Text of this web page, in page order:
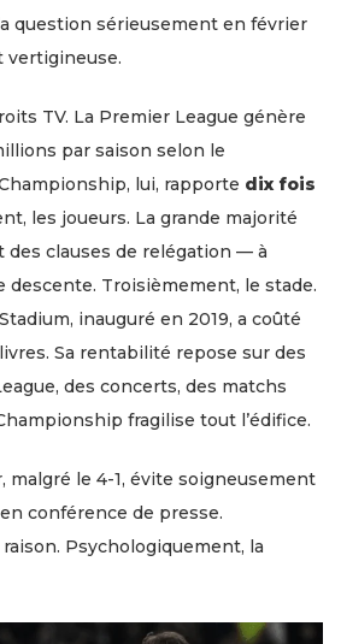
question sérieusement en février
vertigineuse.
TV. La Premier League génère
par saison selon le
lui, rapporte dix fois
les joueurs. La grande majorité
clauses de relégation — à
descente. Troisièmement, le stade.
inauguré en 2019, a coûté
Sa rentabilité repose sur des
des concerts, des matchs
fragilise tout l’édifice.
malgré le 4-1, évite soigneusement
conférence de presse.
Psychologiquement, la